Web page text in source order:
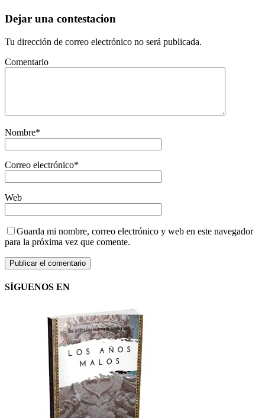
Dejar una contestacion
Tu dirección de correo electrónico no será publicada.
Comentario
Nombre*
Correo electrónico*
Web
Guarda mi nombre, correo electrónico y web en este navegador
para la próxima vez que comente.
SÍGUENOS EN